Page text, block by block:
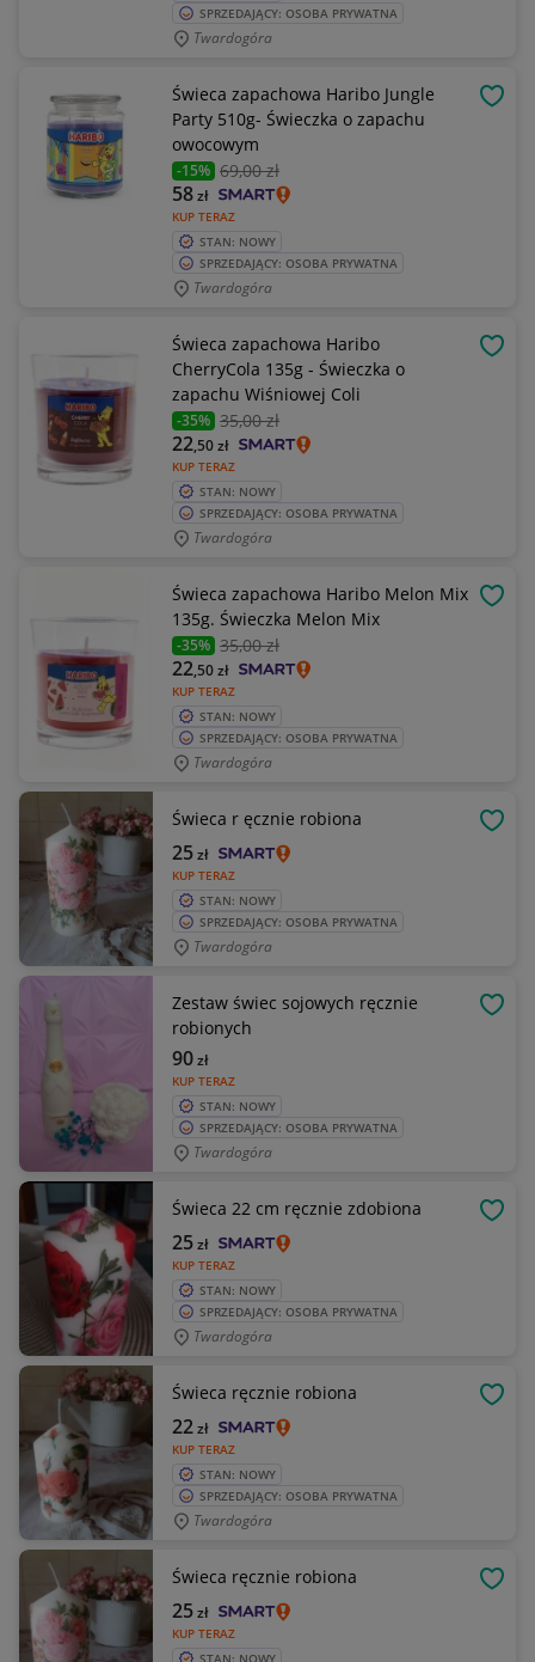
SPRZEDAJĄCY: OSOBA PRYWATNA
Twardogóra
Świeca zapachowa Haribo Jungle
Party 510g- Świeczka o zapachu
owocowym
-15% 69,00 zł
KUP TERAZ
58zł
STAN: NOWY
SPRZEDAJĄCY: OSOBA PRYWATNA
Twardogóra
Świeca zapachowa Haribo
CherryCola 135g - Świeczka o
zapachu Wiśniowej Coli
-35% 35,00 zł
KUP TERAZ
22,50zł
STAN: NOWY
SPRZEDAJĄCY: OSOBA PRYWATNA
Twardogóra
Świeca zapachowa Haribo Melon Mix
135g. Świeczka Melon Mix
-35% 35,00 zł
KUP TERAZ
22,50zł
STAN: NOWY
SPRZEDAJĄCY: OSOBA PRYWATNA
Twardogóra
Świeca r ęcznie robiona
KUP TERAZ
25zł
STAN: NOWY
SPRZEDAJĄCY: OSOBA PRYWATNA
Twardogóra
Zestaw świec sojowych ręcznie
robionych
KUP TERAZ
90zł
STAN: NOWY
SPRZEDAJĄCY: OSOBA PRYWATNA
Twardogóra
Świeca 22 cm ręcznie zdobiona
KUP TERAZ
25zł
STAN: NOWY
SPRZEDAJĄCY: OSOBA PRYWATNA
Twardogóra
Świeca ręcznie robiona
KUP TERAZ
22zł
STAN: NOWY
SPRZEDAJĄCY: OSOBA PRYWATNA
Twardogóra
Świeca ręcznie robiona
KUP TERAZ
25zł
STAN: NOWY